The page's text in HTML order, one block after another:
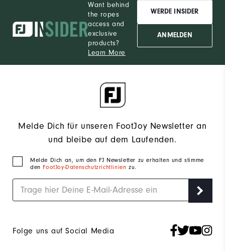
Want behind
the ropes
access and
exclusive
products?
Learn More
WERDE INSIDER
ANMELDEN
Melde Dich für unseren FootJoy Newsletter an
und bleibe auf dem Laufenden.
Melde Dich an, um den FJ Newsletter zu erhalten und stimme
den FootJoy-Datenschutzrichtlinienzu.
Folge uns auf Social Media